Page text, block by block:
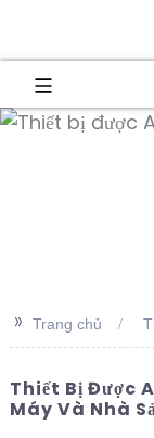
>> Trang chủ
Thiết Bị Được
Máy Và Nhà